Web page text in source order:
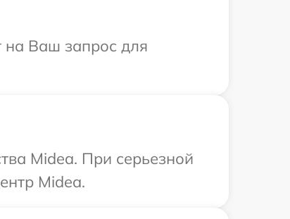
на Ваш запрос для
Midea. При серьезной
Midea.